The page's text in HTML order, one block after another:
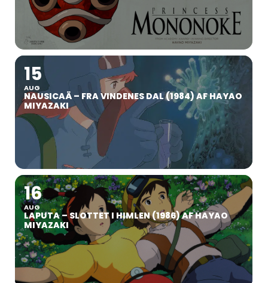
15
AUG
NAUSICAÄ – FRA VINDENES DAL (1984) AF HAYAO
MIYAZAKI
16
AUG
LAPUTA – SLOTTET I HIMLEN (1986) AF HAYAO
MIYAZAKI